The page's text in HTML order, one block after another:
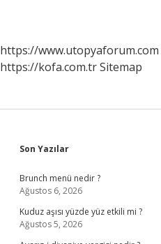
https://www.utopyaforum.com
https://kofa.com.trSitemap
Sidebar
Son Yazılar
Brunch menü nedir ?
Ağustos 6, 2026
Kuduz aşısı yüzde yüz etkili mi ?
Ağustos 5, 2026